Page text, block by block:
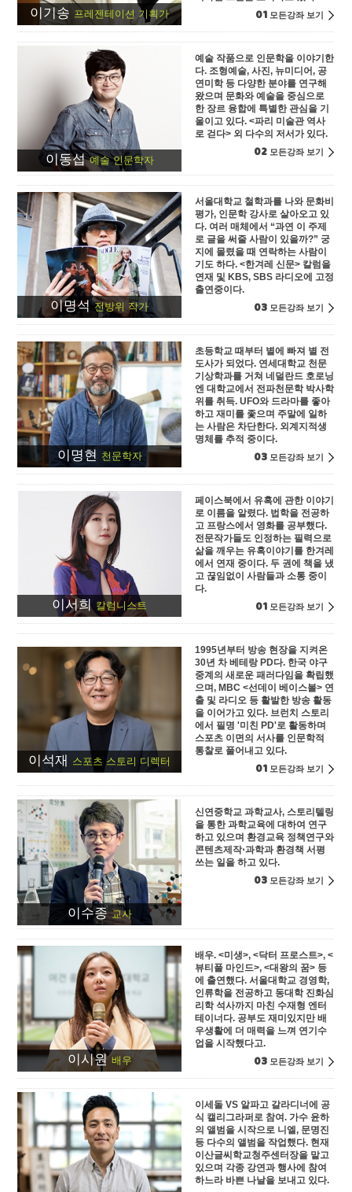
이기송 프레젠테이션 기획가 01 모든강좌 보기
이동섭예술 인문학자
예술 작품으로 인문학을 이야기한
다. 조형예술, 사진, 뉴미디어, 공
연미학 등 다양한 분야를 연구해
왔으며 문화와 예술을 중심으로
한 장르 융합에 특별한 관심을 기
울이고 있다. <파리 미술관 역사
로 걷다> 외 다수의 저서가 있다.
02모든강좌 보기
이명석전방위 작가
서울대학교 철학과를 나와 문화비
평가, 인문학 강사로 살아오고 있
다. 여러 매체에서 “과연 이 주제
로 글을 써줄 사람이 있을까?” 궁
지에 몰렸을 때 연락하는 사람이
기도 하다. <한겨레 신문> 칼럼을
연재 및 KBS, SBS 라디오에 고정
출연중이다.
03모든강좌 보기
이명현 천문학자
초등학교 때부터 별에 빠져 별 전
도사가 되었다. 연세대학교 천문
기상학과를 거쳐 네덜란드 호로닝
엔 대학교에서 전파천문학 박사학
위를 취득. UFO와 드라마를 좋아
하고 재미를 좇으며 주말에 일하
는 사람은 차단한다. 외계지적생
명체를 추적 중이다.
03모든강좌 보기
이서희 칼럼니스트
페이스북에서 유혹에 관한 이야기
로 이름을 알렸다. 법학을 전공하
고 프랑스에서 영화를 공부했다.
전문작가들도 인정하는 필력으로
삶을 깨우는 유혹이야기를 한겨레
에서 연재 중이다. 두 권에 책을 냈
고 끊임없이 사람들과 소통 중이
다.
01 모든강좌 보기
이석재 스포츠 스토리 디렉터
1995년부터 방송 현장을 지켜온
30년 차 베테랑 PD다. 한국 야구
중계의 새로운 패러다임을 확립했
으며, MBC <선데이 베이스볼> 연
출 및 라디오 등 활발한 방송 활동
을 이어가고 있다. 브런치 스토리
에서 필명 '미친 PD'로 활동하며
스포츠 이면의 서사를 인문학적
통찰로 풀어내고 있다.
01 모든강좌 보기
이수종교사
신연중학교 과학교사, 스토리텔링
을 통한 과학교육에 대하여 연구
하고 있으며 환경교육 정책연구와
콘텐츠제작⋅과학과 환경책 서평
쓰는 일을 하고 있다.
03모든강좌 보기
이시원배우
배우. <미생>, <닥터 프로스트>, <
뷰티풀 마인드>, <대왕의 꿈> 등
에 출연했다. 서울대학교 경영학,
인류학을 전공하고 동대학 진화심
리학 석사까지 마친 수재형 엔터
테이너다. 공부도 재미있지만 배
우생활에 더 매력을 느껴 연기수
업을 시작했다고.
03모든강좌 보기
이세돌 VS 알파고 갈라디너에 공
식 캘리그라퍼로 참여. 가수 윤하
의 앨범을 시작으로 니엘, 문명진
등 다수의 앨범을 작업했다. 현재
이산글씨학교청주센터장을 맡고
있으며 각종 강연과 행사에 참여
하느라 바쁜 나날을 보내고 있다.